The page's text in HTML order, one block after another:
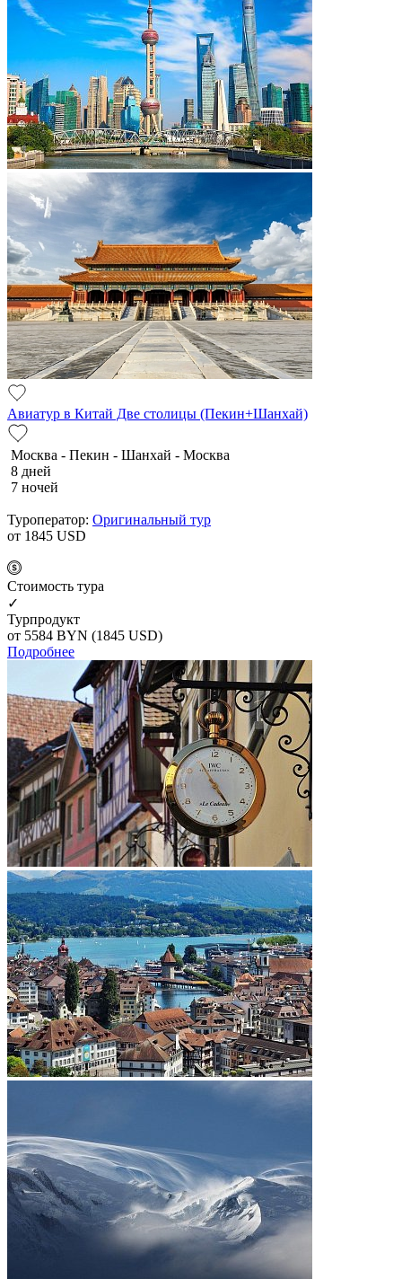
Авиатур в Китай Две столицы (Пекин+Шанхай)
Москва - Пекин - Шанхай - Москва
8 дней
7 ночей
Туроператор: Оригинальный тур
от 1845 USD
Cтоимость тура
✓
Турпродукт
от 5584 BYN (1845 USD)
Подробнее